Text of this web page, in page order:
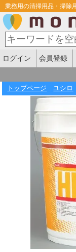
業務用の清掃用品・掃除
ログイン 会員登録
トップページ ユシロ